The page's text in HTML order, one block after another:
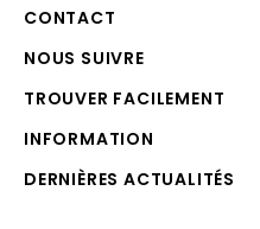
CONTACT
NOUS SUIVRE
TROUVER FACILEMENT
INFORMATION
DERNIÈRES ACTUALITÉS